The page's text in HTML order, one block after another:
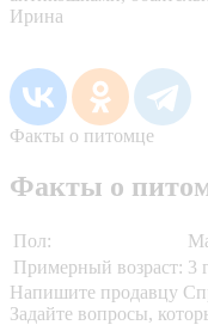
Ирина
Факты о питомце
Факты о
Пол:
Примерный возраст: 3
Напишите продавцу
Задайте вопросы,